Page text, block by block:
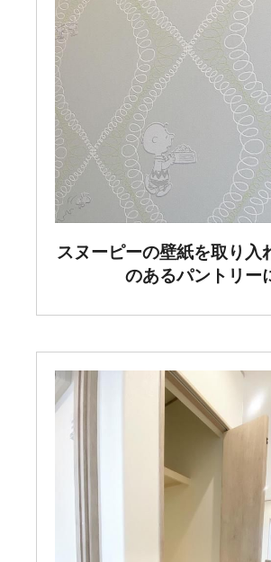
スヌーピーの壁紙を取り入
のあるパントリー